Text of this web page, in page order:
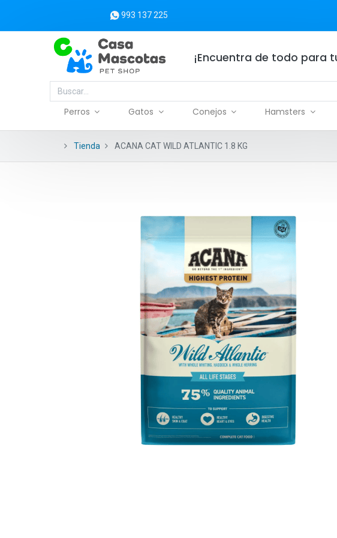
993 137 225
¡Encuentra de todo para
Perros Gatos Conejos Hamsters
Tienda ACANA CAT WILD ATLANTIC 1.8 KG